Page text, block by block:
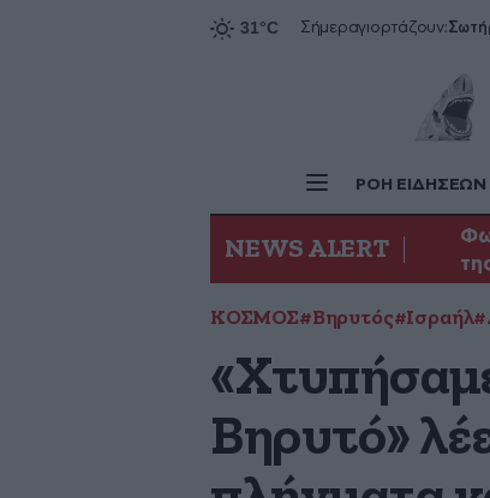
Σήμεραγιορτάζουν:
ΡΟΗ ΕΙΔΗΣΕΩΝ
NEWS ALERT
ΚΟΣΜΟΣ#Βηρυτός#Ισραήλ
Βηρυτό»